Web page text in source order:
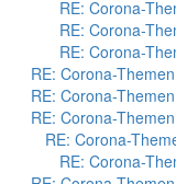
RE: Corona-
RE: Corona-
RE: Corona-
RE: Corona-Themen
RE: Corona-Themen
RE: Corona-Themen
RE: Corona-
RE: Corona-